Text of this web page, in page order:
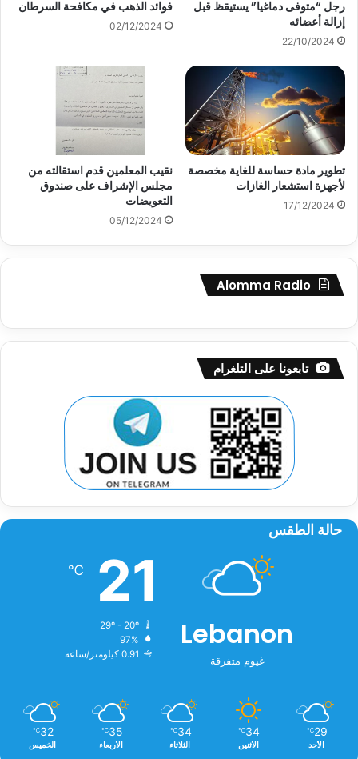
رجل “متوفى دماغيا” يستيقظ قبل
إزالة أعضائه
22/10/2024
فوائد الذهب في مكافحة السرطان
02/12/2024
تطوير مادة حساسة للغاية مخصصة
لأجهزة استشعار الغازات
17/12/2024
نقيب المعلمين قدم استقالته من
مجلس الإشراف على صندوق
التعويضات
05/12/2024
Alomma Radio
تابعونا على التلغرام
حالة الطقس
Lebanon
غيوم متفرقة
21
℃
97%
0.91 كيلومتر/ساعة
29
℃
الأحد
34
℃
الأثنين
34
℃
الثلاثاء
35
℃
الأربعاء
32
℃
الخميس